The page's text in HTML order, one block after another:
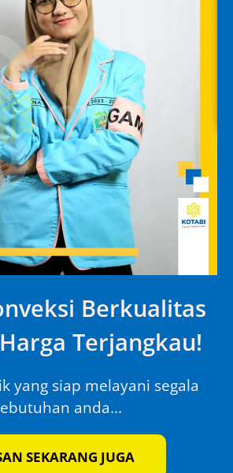
Berkualitas
Terjangkau!
yang siap melayani segala
anda...
SEKARANG JUGA